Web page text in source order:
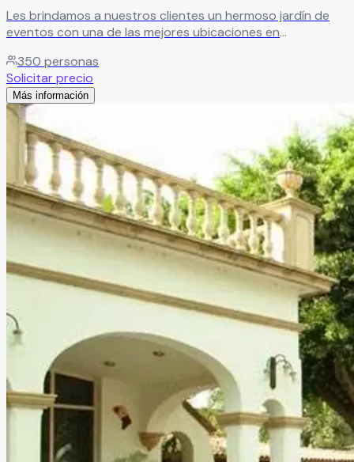
Les brindamos a nuestros clientes un hermoso jardín de
eventos con una de las mejores ubicaciones en
completa comodidad de nuestros clientes y sus invitados,
sin tener que salir de la ciudad. Es el escenario perfecto
para dar vida a sus emociones.
350 personas
Solicitar precio
Más información